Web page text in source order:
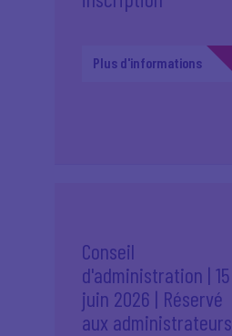
Plus d'informations
Conseil
d'administration | 15
juin 2026 | Réservé
aux administrateurs